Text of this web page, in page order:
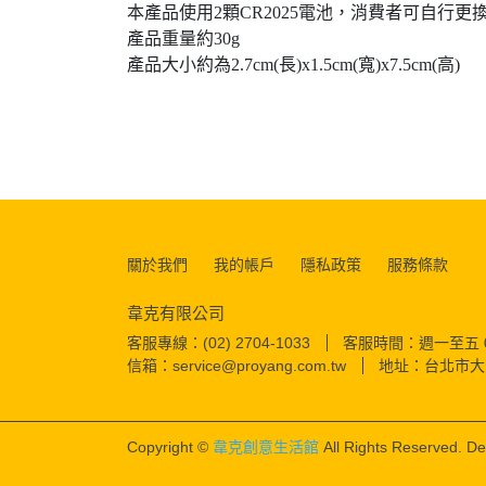
本產品使用2顆CR2025電池，消費者可自行更
產品重量約30g
產品大小約為2.7cm(長)x1.5cm(寬)x7.5cm(高)
關於我們 我的帳戶 隱私政策 服務條款
韋克有限公司
客服專線：(02) 2704-1033
客服時間：週一至
信箱：service@proyang.com.tw
地址：台北市
Copyright © 韋克創意生活館 All Rights Reserved.